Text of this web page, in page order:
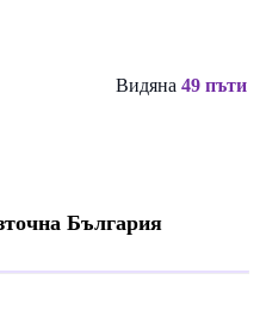
Видяна 49 пъти
България